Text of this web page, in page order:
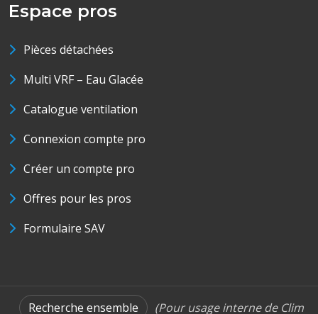
Espace pros
Pièces détachées
Multi VRF – Eau Glacée
Catalogue ventilation
Connexion compte pro
Créer un compte pro
Offres pour les pros
Formulaire SAV
Recherche ensemble (Pour usage interne de Clim